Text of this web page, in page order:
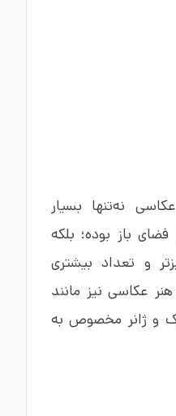
نه‌تنها بسیار
باز بوده؛ بلکه
و تعداد بیشتری
عکاسی نیز مانند
و ژانر مخصوص به